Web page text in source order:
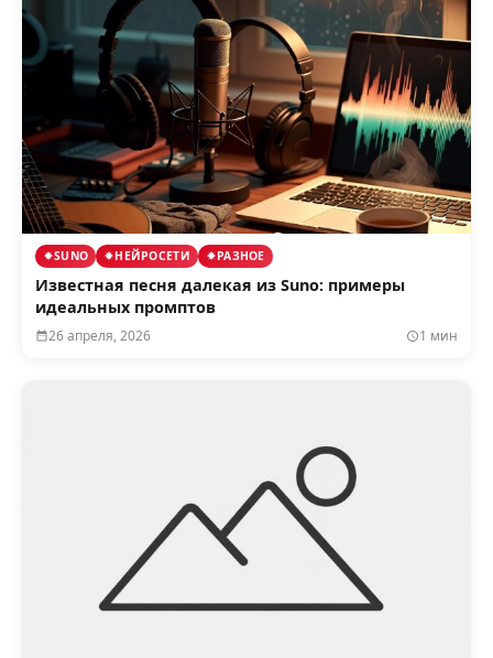
SUNO НЕЙРОСЕТИ РАЗНОЕ
Известная песня далекая из Suno: примеры
идеальных промптов
26 апреля, 2026 1 мин